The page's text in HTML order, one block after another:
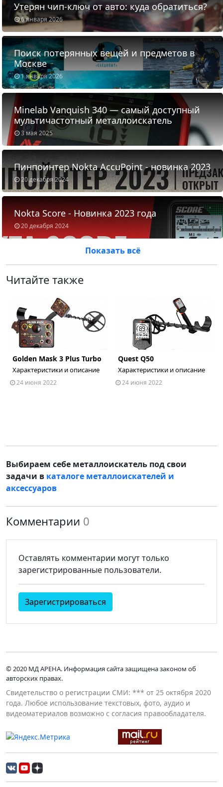
6 января 2026
Утерян чип-ключ от авто: куда обратиться?
1 января 2026
Поиск потерянных вещей и предметов в
Москве
3 мая 2025
Minelab Vanquish 340 — самый доступный
мультичастотный металлоискатель
20 декабря 2024
Пинпоинтер Nokta AccuPoint - новинка 2023
20 декабря 2024
Nokta Score - Новинка 2023 года
Показать всё
Читайте также
Golden Mask 3 Plus Turbo
Характеристики и описание
24 июня 2022
Quest Q50
Характеристики и описание
24 июня 2022
Выбираем себе металлоискатель под свои
задачи в каталоге металлоискателей и
аксессуаров
Комментарии 0
Оставлять комментарии могут только
зарегистрированные пользователи.
Зарегистрироваться
© 2020 МД АРЕНА. Информация сайта защищена законом об
авторских правах.
Свидетельство о регистрации СМИ: *** от 25 октября 2020
года. Любое использование текстовых, фото, аудио и
видеоматериалов возможно с согласия правообладателя.